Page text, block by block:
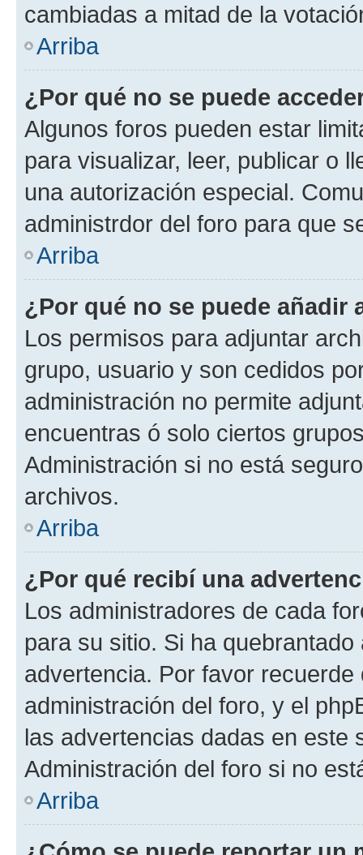
cambiadas a mitad de la
Arriba
¿Por qué no se puede
Algunos foros pueden estar
para visualizar, leer, publicar o
una autorización especial.
administrdor del foro para que
Arriba
¿Por qué no se puede añadir
Los permisos para adjuntar
grupo, usuario y son cedidos
administración no permite
encuentras ó solo ciertos
Administración si no está
archivos.
Arriba
¿Por qué recibí una
Los administradores de cada
para su sitio. Si ha
advertencia. Por favor
administración del foro, y el
las advertencias dadas en este
Administración del foro si no
Arriba